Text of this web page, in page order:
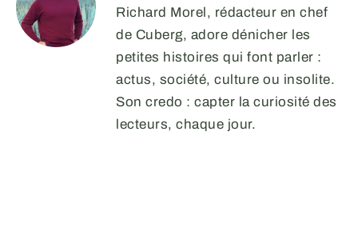
Richard Morel, rédacteur en chef
de Cuberg, adore dénicher les
petites histoires qui font parler :
actus, société, culture ou insolite.
Son credo : capter la curiosité des
lecteurs, chaque jour.